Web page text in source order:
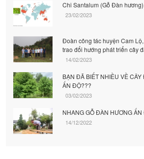
Chi Santalum (Gỗ Đàn hương)
23/02/2023
Đoàn công tác huyện Cam
trao đổi hướng phát triển cây
14/02/2023
BẠN ĐÃ BIẾT NHIỀU VỀ
ẤN ĐỘ???
03/02/2023
NHANG GỖ ĐÀN HƯƠNG
14/12/2022